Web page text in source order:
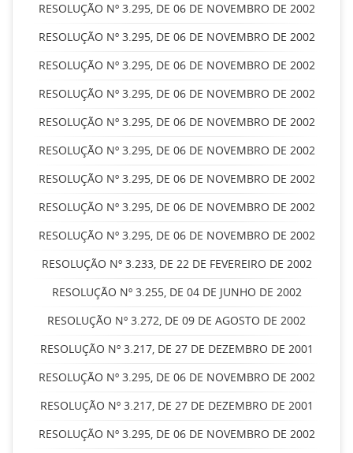
RESOLUÇÃO Nº 3.295, DE 06 DE NOVEMBRO DE 2002
RESOLUÇÃO Nº 3.295, DE 06 DE NOVEMBRO DE 2002
RESOLUÇÃO Nº 3.295, DE 06 DE NOVEMBRO DE 2002
RESOLUÇÃO Nº 3.295, DE 06 DE NOVEMBRO DE 2002
RESOLUÇÃO Nº 3.295, DE 06 DE NOVEMBRO DE 2002
RESOLUÇÃO Nº 3.295, DE 06 DE NOVEMBRO DE 2002
RESOLUÇÃO Nº 3.295, DE 06 DE NOVEMBRO DE 2002
RESOLUÇÃO Nº 3.295, DE 06 DE NOVEMBRO DE 2002
RESOLUÇÃO Nº 3.295, DE 06 DE NOVEMBRO DE 2002
RESOLUÇÃO Nº 3.233, DE 22 DE FEVEREIRO DE 2002
RESOLUÇÃO Nº 3.255, DE 04 DE JUNHO DE 2002
RESOLUÇÃO Nº 3.272, DE 09 DE AGOSTO DE 2002
RESOLUÇÃO Nº 3.217, DE 27 DE DEZEMBRO DE 2001
RESOLUÇÃO Nº 3.295, DE 06 DE NOVEMBRO DE 2002
RESOLUÇÃO Nº 3.217, DE 27 DE DEZEMBRO DE 2001
RESOLUÇÃO Nº 3.295, DE 06 DE NOVEMBRO DE 2002